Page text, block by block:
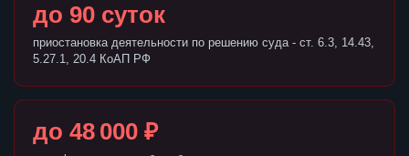
до 90 суток
приостановка деятельности по решению суда - ст. 6.3, 14.43,
5.27.1, 20.4 КоАП РФ
до 48 000 ₽